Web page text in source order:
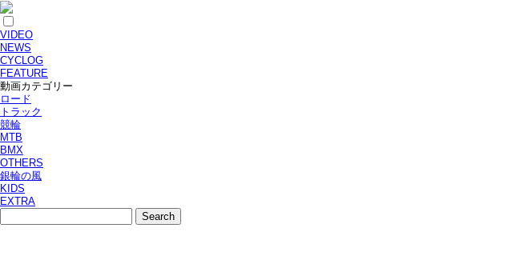
VIDEO
NEWS
CYCLOG
FEATURE
動画カテゴリー
ロード
トラック
競輪
MTB
BMX
OTHERS
銀輪の風
KIDS
EXTRA